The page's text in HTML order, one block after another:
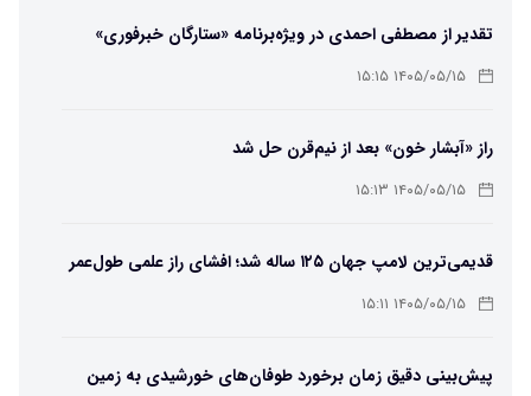
تقدیر از مصطفی احمدی در ویژه‌برنامه «ستارگان خبرفوری»
۱۴۰۵/۰۵/۱۵ ۱۵:۱۵
راز «آبشار خون» بعد از نیم‌قرن حل شد
۱۴۰۵/۰۵/۱۵ ۱۵:۱۳
قدیمی‌ترین لامپ جهان ۱۲۵ ساله شد؛ افشای راز علمی طول‌عمر
لامپ سنتنیال
۱۴۰۵/۰۵/۱۵ ۱۵:۱۱
پیش‌بینی دقیق زمان برخورد طوفان‌های خورشیدی به زمین